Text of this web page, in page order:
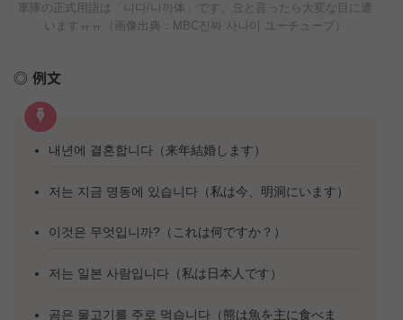
軍隊の正式用語は「니다/니까体」です。요と言ったら大変な目に遭
いますㅠㅠ（画像出典：MBC진짜 사나이 ユーチューブ）
例文
내년에 결혼합니다（来年結婚します）
저는 지금 명동에 있습니다（私は今、明洞にいます）
이것은 무엇입니까?（これは何ですか？）
저는 일본 사람입니다（私は日本人です）
곰은 물고기를 주로 먹습니다（熊は魚を主に食べま